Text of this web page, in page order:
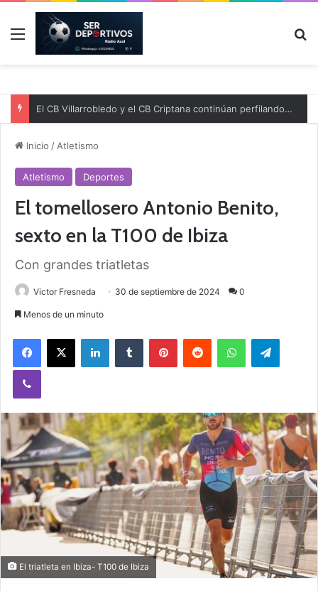
Menú
El CB Villarrobledo y el CB Criptana continúan perfilando sus plantillas
Inicio / Atletismo
Atletismo Deportes
El tomellosero Antonio Benito,
sexto en la T100 de Ibiza
Con grandes triatletas
Victor Fresneda 30 de septiembre de 2024 0
Menos de un minuto
El triatleta en Ibiza- T100 de Ibiza